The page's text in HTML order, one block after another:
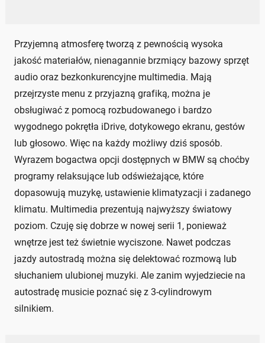
Przyjemną atmosferę tworzą z pewnością wysoka
jakość materiałów, nienagannie brzmiący bazowy sprzęt
audio oraz bezkonkurencyjne multimedia. Mają
przejrzyste menu z przyjazną grafiką, można je
obsługiwać z pomocą rozbudowanego i bardzo
wygodnego pokrętła iDrive, dotykowego ekranu, gestów
lub głosowo. Więc na każdy możliwy dziś sposób.
Wyrazem bogactwa opcji dostępnych w BMW są choćby
programy relaksujące lub odświeżające, które
dopasowują muzykę, ustawienie klimatyzacji i zadanego
klimatu. Multimedia prezentują najwyższy światowy
poziom. Czuję się dobrze w nowej serii 1, ponieważ
wnętrze jest też świetnie wyciszone. Nawet podczas
jazdy autostradą można się delektować rozmową lub
słuchaniem ulubionej muzyki. Ale zanim wyjedziecie na
autostradę musicie poznać się z 3-cylindrowym
silnikiem.